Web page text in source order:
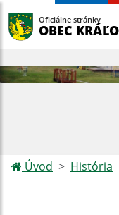
Oficiálne stránky
OBEC
Úvod História